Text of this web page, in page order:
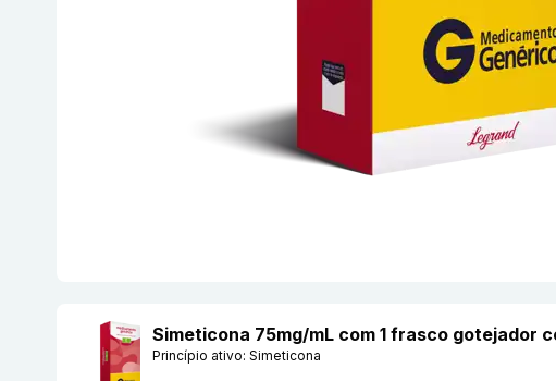
Simeticona 75mg/mL com 1 frasco gotejador
Princípio ativo: Simeticona